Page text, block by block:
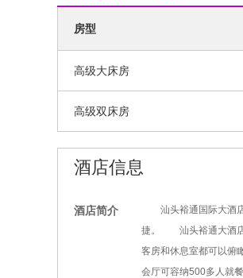
房型
高级大床房
高级双床房
酒店信息
酒店简介
汕头裕通国际大酒店
捷。 汕头裕通大酒店
客房和休息室都可以
会厅可容纳500多人就